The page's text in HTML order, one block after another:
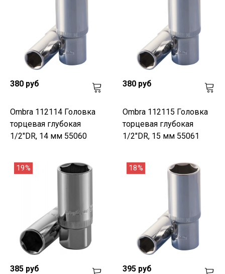
380 руб
Ombra 112114 Головка
торцевая глубокая
1/2"DR, 14 мм 55060
380 руб
Ombra 112115 Головка
торцевая глубокая
1/2"DR, 15 мм 55061
19%
385 руб
18%
395 руб